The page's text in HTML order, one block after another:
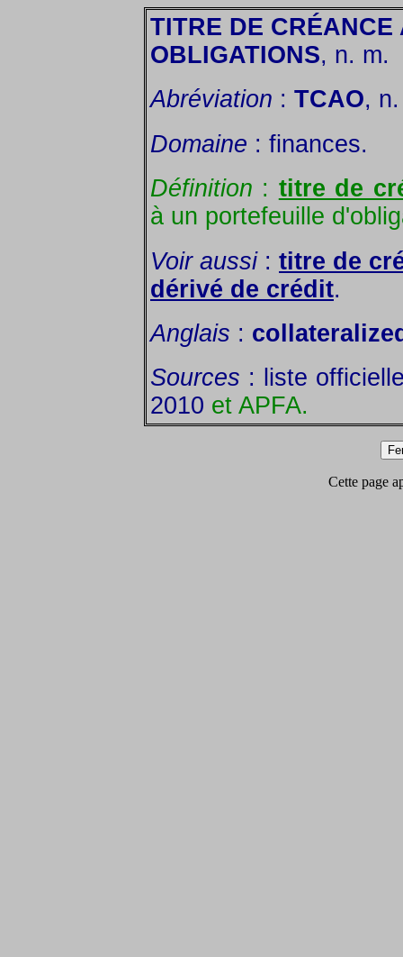
TITRE DE CRÉANCE
OBLIGATIONS, n. m.
Abréviation : TCAO,
Domaine : finances.
Définition : titre de
à un portefeuille
Voir aussi: titre de
dérivé de crédit.
Anglais :
Sources : liste
2010 et APFA.
Cette page